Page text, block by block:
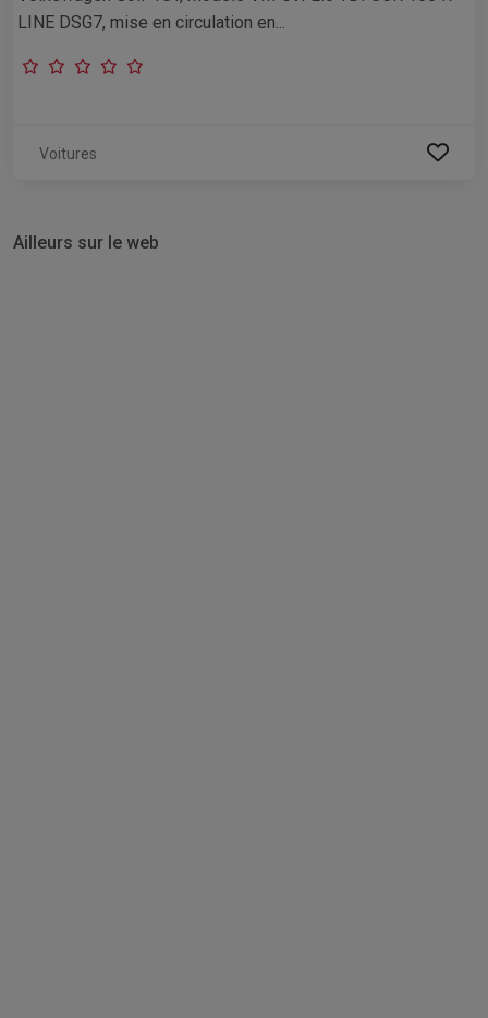
LINE DSG7, mise en circulation en...
Voitures
Ailleurs sur le web